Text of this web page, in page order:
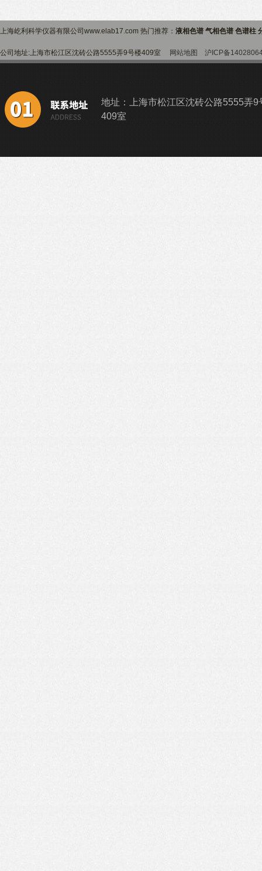
上海屹利科学仪器有限公司www.elab17.com 热门推荐： 液相色谱 气相色谱 色谱柱
公司地址:上海市松江区沈砖公路5555弄9号楼409室 网站地图 沪ICP备
地址：上海市松江区沈砖公路5555弄9
409室